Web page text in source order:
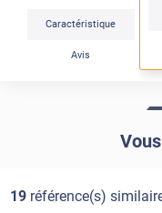
Caractéristique
Avis
19référence(s)